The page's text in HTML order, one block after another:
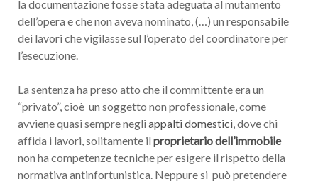
la documentazione fosse stata adeguata al mutamento
dell’opera e che non aveva nominato, (…) un responsabile
dei lavori che vigilasse sul l’operato del coordinatore per
l’esecuzione.
La sentenza ha preso atto che il committente era un
“privato”, cioè un soggetto non professionale, come
avviene quasi sempre negli appalti domestici, dove chi
affida i lavori, solitamente il proprietario dell’immobile
non ha competenze tecniche per esigere il rispetto della
normativa antinfortunistica. Neppure si può pretendere